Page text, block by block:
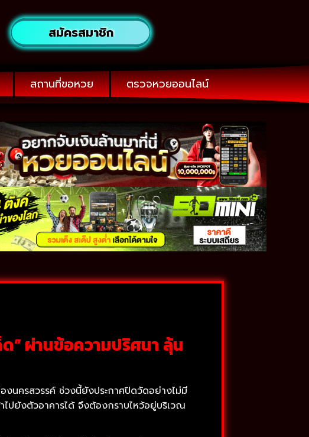
สมัครสมาชิก
สถานที่ขอหวย ตรวจหวยออนไลน์
” ผ่านข้อความปริศนา ลุ้น
นครสวรรค์ ช่วงนี้ยังประกาศปิดวัดอย่างไม่มี
ปยังตัวอาคารได้ จึงต้องกราบไหว้อยู่บริเวณ